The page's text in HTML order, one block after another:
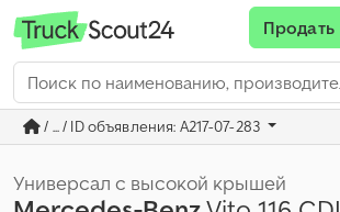
Продать
/ ... / ID объявления: A217-07-283
Универсал с высокой крышей